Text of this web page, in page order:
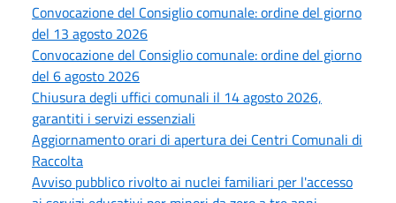
Convocazione del Consiglio comunale: ordine del giorno
del 13 agosto 2026
Convocazione del Consiglio comunale: ordine del giorno
del 6 agosto 2026
Chiusura degli uffici comunali il 14 agosto 2026,
garantiti i servizi essenziali
Aggiornamento orari di apertura dei Centri Comunali di
Raccolta
Avviso pubblico rivolto ai nuclei familiari per l'accesso